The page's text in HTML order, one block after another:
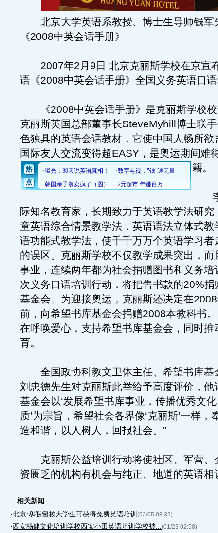
北京大学英语系教授、博士生导师钱军
《2008中英会话手册》
2007年2月9日 北京克丽斯学校在京宣
语《2008中英会话手册》全国义务英语口
《2008中英会话手册》是克丽斯学校校
克丽斯英国总部董事长SteveMyhill博士联
色独具的英语会话教材，它使中国人畅所欲
国际友人交流变得超EASY，是奥运期间难
籍。
李
际知名教育家，长期致力于英语教学法研究
童英语综合情景教学法，英语语法立体式教
语功能式教学法，使千千万万个英语学习者
的误区。克丽斯学校不仅教学成果突出，而
事业，连续两年都为社会捐赠图书和义务培
次义务口语培训行动，将把售书款的20%捐
基金会。为迎接奥运，克丽斯还决定在
前，向希望书库基金会捐赠2008本教科书
在呼唤爱心，支持希望书库基金会，同时推
育。
全国政协科教文卫体主任、希望书库基
刘忠德先生对克丽斯此举给予高度评价，他
基金会以‘发展希望书库事业，传播优秀文
质’为宗旨，希望社会各界像‘克丽斯’一样，
造和谐，以人树人，回报社会。”
克丽斯公益培训行动将使社区、军营、
资匮乏的机构有机会与纯正、地道的英语相
相关新闻
·北京:寒假留校大学生可获得免费英语培训 (02/05 08:32)
·西安杨健文化培训学校西安小田英语培训学校被... (01/23 02:58)